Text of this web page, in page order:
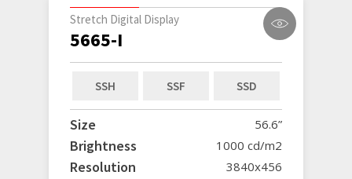
Stretch Digital Display
5665-I
SSH SSF SSD
Size 56.6”
Brightness 1000 cd/m2
Resolution 3840x456